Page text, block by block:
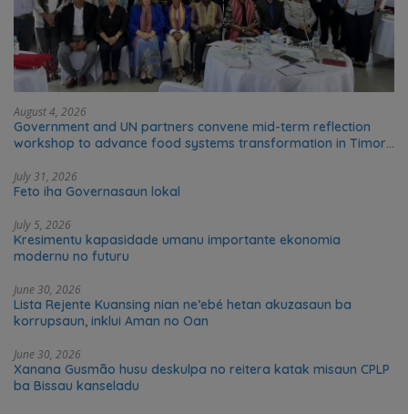
August 4, 2026
Government and UN partners convene mid-term reflection
workshop to advance food systems transformation in Timor-
July 31, 2026
Feto iha Governasaun lokal
July 5, 2026
Kresimentu kapasidade umanu importante ekonomia
modernu no futuru
June 30, 2026
Lista Rejente Kuansing nian ne’ebé hetan akuzasaun ba
korrupsaun, inklui Aman no Oan
June 30, 2026
Xanana Gusmão husu deskulpa no reitera katak misaun CPLP
ba Bissau kanseladu